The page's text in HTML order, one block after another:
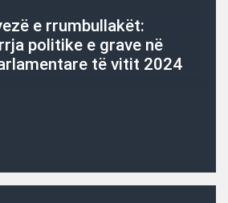
e rrumbullakët:
politike e grave në
të vitit 2024